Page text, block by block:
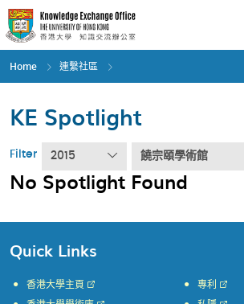
Skip
to
main
content
Home 連繫社區
KE Spotlight
Filter 2015 饒宗頤學術館
No Spotlight Found
Quick Links
香港大學主頁 專利